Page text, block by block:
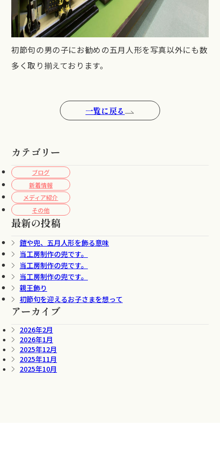
カテゴリー
ブログ
新着情報
メディア紹介
その他
最新の投稿
鎧や兜、五月人形を飾る意味
当工房制作の兜です。
当工房制作の兜です。
当工房制作の兜です。
親王飾り
初節句を迎えるお子さまを想って
アーカイブ
2026年2月
2026年1月
2025年12月
2025年11月
2025年10月
初節句の男の子にお勧めの五月人形を写真以外にも数
多く取り揃えております。
一覧に戻る